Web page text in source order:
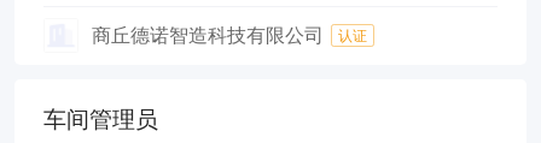
商丘德诺智造科技有限公司 认证
车间管理员